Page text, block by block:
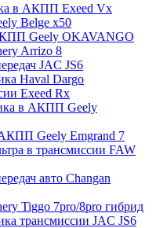
в АКПП Exeed Vx
Belge x50
Geely OKAVANGO
Arrizo 8
JAC JS6
Haval Dargo
Exeed Rx
в АКПП Geely
Geely Emgrand 7
в трансмиссии FAW
авто Changan
Tiggo 7pro/8pro гибрид
трансмиссии JAC JS6